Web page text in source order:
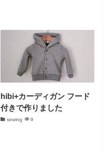
hibi+カーディガン フード
付きで作りました
sewing 9